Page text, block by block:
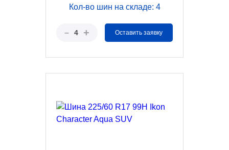
Кол-во шин на складе: 4
– 4 + Оставить заявку